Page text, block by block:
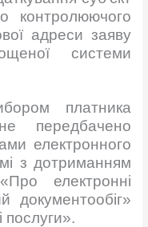
контролюючого
адреси заяву
системи
платника
передбачено
електронного
з дотриманням
електронні
документообіг»
послуги».